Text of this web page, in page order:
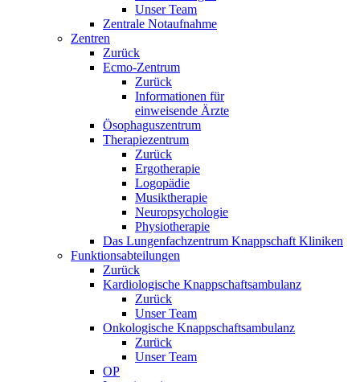
Unser Team
Zentrale Notaufnahme
Zentren
Zurück
Ecmo-Zentrum
Zurück
Informationen für
einweisende Ärzte
Ösophaguszentrum
Therapiezentrum
Zurück
Ergotherapie
Logopädie
Musiktherapie
Neuropsychologie
Physiotherapie
Das Lungenfachzentrum Knappschaft Kliniken
Funktionsabteilungen
Zurück
Kardiologische Knappschaftsambulanz
Zurück
Unser Team
Onkologische Knappschaftsambulanz
Zurück
Unser Team
OP